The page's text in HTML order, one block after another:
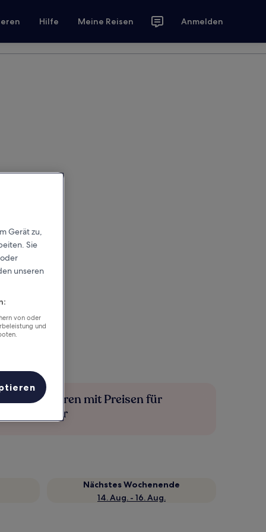
Hilfe Meine Reisen Anmelden
Mehr sparen mit Preisen für
Mitglieder
Nächstes Wochenende
14. Aug. - 16. Aug.
Gerät zu,
Sie
unseren
von oder
und